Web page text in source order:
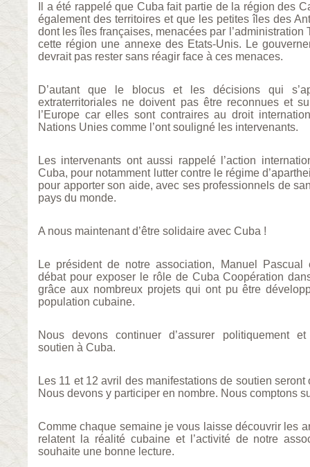
Il a été rappelé que Cuba fait partie de la région des
également des territoires et que les petites îles des
dont les îles françaises, menacées par l’administration
cette région une annexe des Etats-Unis. Le
devrait pas rester sans réagir face à ces menaces.
D’autant que le blocus et les décisions qui
extraterritoriales ne doivent pas être reconnues et
l’Europe car elles sont contraires au droit
Nations Unies comme l’ont souligné les intervenants.
Les intervenants ont aussi rappelé l’action
Cuba, pour notamment lutter contre le régime
pour apporter son aide, avec ses professionnels de
pays du monde.
A nous maintenant d’être solidaire avec Cuba !
Le président de notre association, Manuel
débat pour exposer le rôle de Cuba Coopération
grâce aux nombreux projets qui ont pu être
population cubaine.
Nous devons continuer d’assurer politiquement
soutien à Cuba.
Les 11 et 12 avril des manifestations de soutien
Nous devons y participer en nombre. Nous comptons
Comme chaque semaine je vous laisse découvrir les
relatent la réalité cubaine et l’activité de notre
souhaite une bonne lecture.